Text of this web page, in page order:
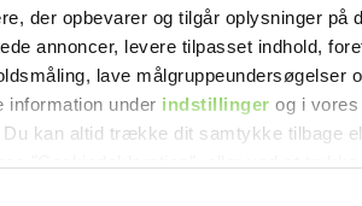
der opbevarer og tilgår oplysninger på
annoncer, levere tilpasset indhold,
lave målgruppeundersøgelser
information under indstillinger og i vores
Du kan altid trække dit samtykke tilbage